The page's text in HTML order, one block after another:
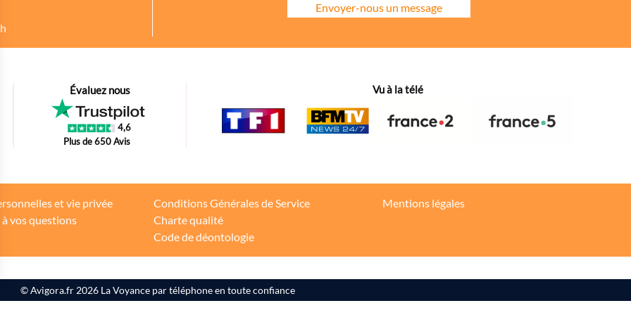
Envoyer-nous un message
Évaluez nous
4,6
Plus de 650 Avis
Vu à la télé
et vie privée
à vos questions
Conditions Générales de Service
Charte qualité
Code de déontologie
Mentions légales
© Avigora.fr 2026 La Voyance par téléphone en toute confiance
bout de code que nous fourni Facebook nous permet de poursuivre nos échanges dans votre fil d’actualité.
s'il y a des conversions.
Options